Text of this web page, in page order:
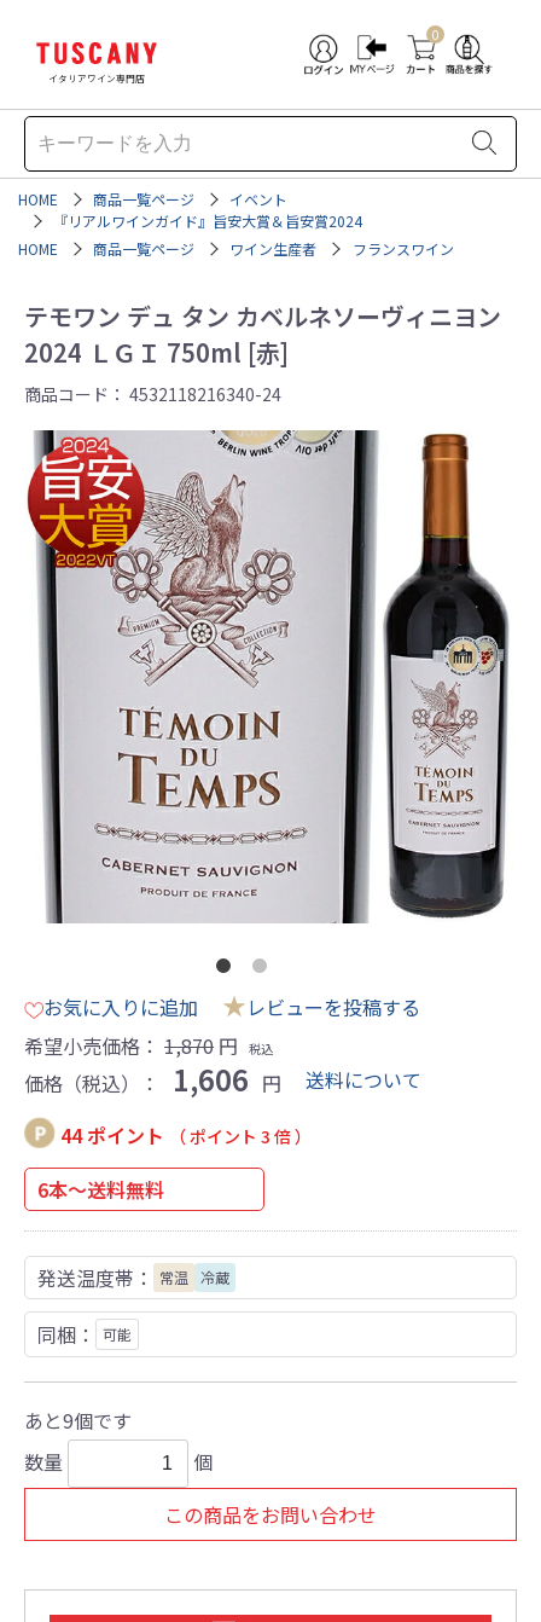
イタリアワイン専門店
0
HOME 商品一覧ページ
イベント
『リアルワインガイド』旨安大賞＆旨安賞2024
HOME
商品一覧ページ ワイン生産者 フランスワイン
テモワン デュ タン カベルネソーヴィニヨン
2024 ＬＧＩ 750ml [赤]
商品コード： 4532118216340-24
お気に入りに追加 ★レビューを投稿する
希望小売価格： 1,870 円 税込
価格（税込）： 1,606 円
送料について
44 ポイント
（ ポイント 3 倍 ）
6本～送料無料
発送温度帯： 常温 冷蔵
同梱： 可能
あと9個です
数量
個
この商品をお問い合わせ